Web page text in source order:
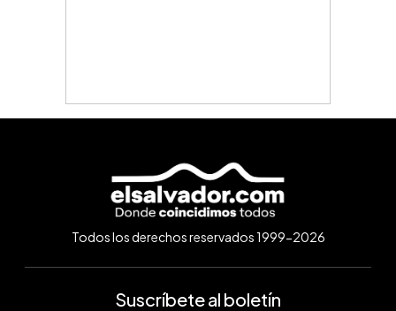
Todos los derechos reservados 1999-2026
Suscríbete al boletín